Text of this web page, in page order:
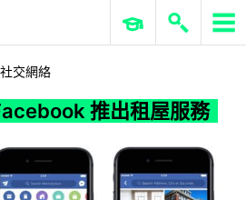
埋 Facebook 推出租屋服務
ERP 與商業 AI
社交網絡
推出租屋服務